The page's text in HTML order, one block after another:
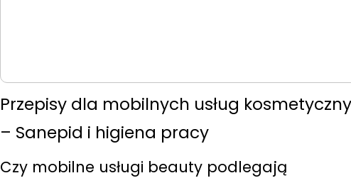
Przepisy dla mobilnych usług
– Sanepid i higiena pracy
Czy mobilne usługi beauty podlegają